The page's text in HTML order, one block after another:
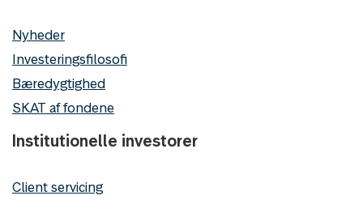
Nyheder
Investeringsfilosofi
Bæredygtighed
SKAT af fondene
Institutionelle investorer
Client servicing